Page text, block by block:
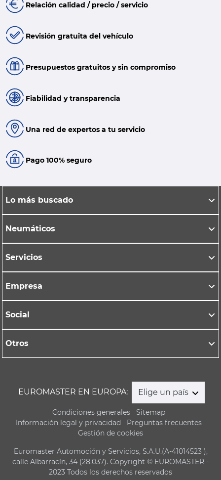
Relación calidad / precio / servicio
Revisión gratuita del vehículo
Presupuestos gratuitos y sin compromiso
Fiabilidad y transparencia
Una red de expertos a tu servicio
Pago 100% seguro
Lo más buscado
Neumáticos
Servicios
Empresa
Social
Otros
EUROMASTER EN EUROPA: Elige un país
Condiciones generales
Sitemap
Información legal y privacidad
Preguntas frecuentes
Gestión de cookies
Euromaster Automoción y Servicios, S.A.U.(A-41014523 ),
calle Albarracín, 34 (28.037). Copyright © EUROMASTER -
2023 Todos los derechos reservados